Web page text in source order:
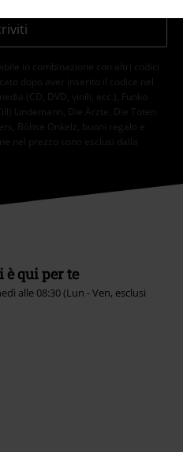
in combinazione con altri codici
dopo aver inserito il codice nel
(CD, DVD, vinili, ecc.), Funko
Lindemann, Die Ärzte, Die Toten
Böhse Onkelz, buoni regalo e
nel prezzo sono esclusi dalla
qui per te
alle 08:30 (Lun - Ven, esclusi